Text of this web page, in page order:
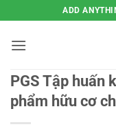
qua
nội
ADD
PGS Tập huấn
phẩm hữu cơ